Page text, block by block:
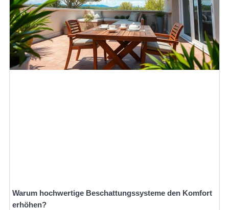
Warum hochwertige Beschattungssysteme den Komfort
erhöhen?